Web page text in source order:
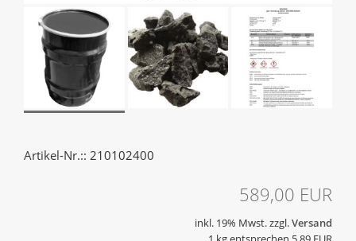
Artikel-Nr.:: 210102400
589,00 EUR
inkl. 19% Mwst. zzgl.Versand